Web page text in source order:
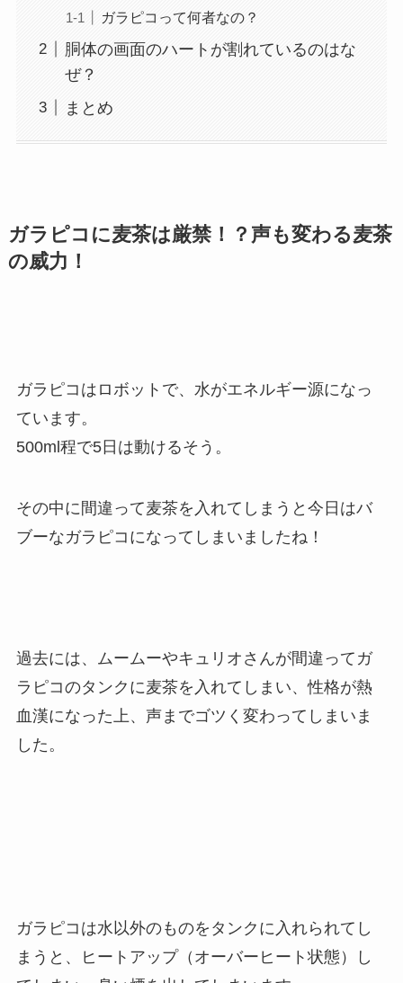
ガラピコって何者なの？
胴体の画面のハートが割れているのはな
ぜ？
まとめ
ガラピコに麦茶は厳禁！？声も変わる麦茶
の威力！
ガラピコはロボットで、水がエネルギー源になっ
ています。
500ml程で5日は動けるそう。
その中に間違って麦茶を入れてしまうと今日はバ
ブーなガラピコになってしまいましたね！
過去には、ムームーやキュリオさんが間違ってガ
ラピコのタンクに麦茶を入れてしまい、性格が熱
血漢になった上、声までゴツく変わってしまいま
した。
ガラピコは水以外のものをタンクに入れられてし
まうと、ヒートアップ（オーバーヒート状態）し